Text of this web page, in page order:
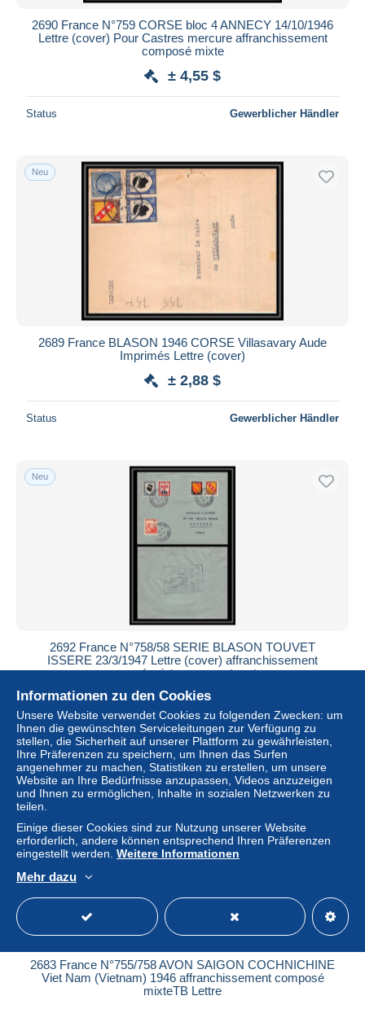
2690 France N°759 CORSE bloc 4 ANNECY 14/10/1946
Lettre (cover) Pour Castres mercure affranchissement
composé mixte
± 4,55 $
Status Gewerblicher Händler
Neu
2689 France BLASON 1946 CORSE Villasavary Aude
Imprimés Lettre (cover)
± 2,88 $
Status Gewerblicher Händler
Neu
2692 France N°758/58 SERIE BLASON TOUVET
ISSERE 23/3/1947 Lettre (cover) affranchissement
composé mixte pour castres tar
± 4,55 $
Status Gewerblicher Händler
Neu
2683 France N°755/758 AVON SAIGON COCHNICHINE
Viet Nam (Vietnam) 1946 affranchissement composé
mixteTB Lettre
Informationen zu den Cookies
Unsere Website verwendet Cookies zu folgenden Zwecken: um
Ihnen die gewünschten Serviceleitungen zur Verfügung zu
stellen, die Sicherheit auf unserer Plattform zu gewährleisten,
Ihre Präferenzen zu speichern, um Ihnen das Surfen
angenehmer zu machen, Statistiken zu erstellen, um unsere
Website an Ihre Bedürfnisse anzupassen, Videos anzuzeigen
und Ihnen zu ermöglichen, Inhalte in sozialen Netzwerken zu
teilen.
Einige dieser Cookies sind zur Nutzung unserer Website
erforderlich, andere können entsprechend Ihren Präferenzen
eingestellt werden. Weitere Informationen
Mehr dazu